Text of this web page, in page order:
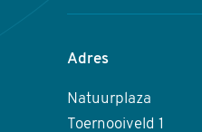
Adres
Natuurplaza
Toernooiveld 1